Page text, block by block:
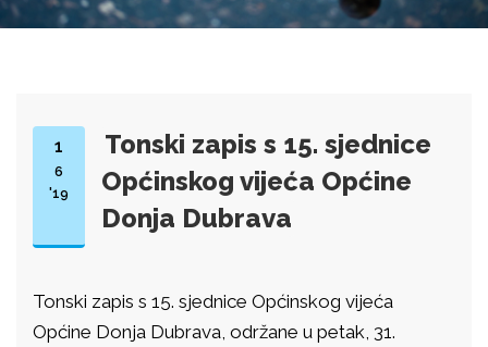
1
6
'19
Tonski zapis s 15. sjednice
Općinskog vijeća Općine
Donja Dubrava
Tonski zapis s 15. sjednice Općinskog vijeća
Općine Donja Dubrava, održane u petak, 31.